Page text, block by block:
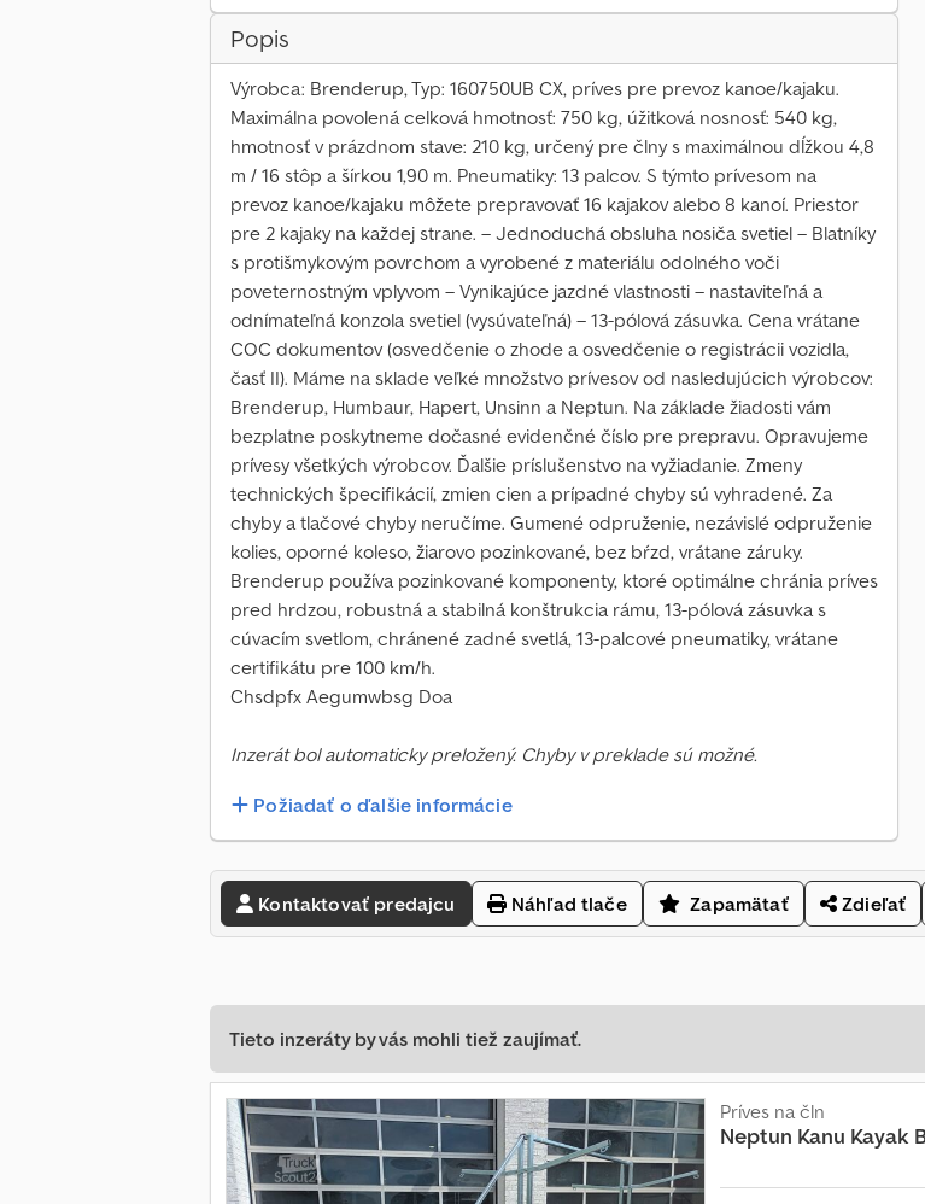
Popis
Výrobca: Brenderup, Typ: 160750UB CX, príves pre prevoz kanoe/kajaku.
Maximálna povolená celková hmotnosť: 750 kg, úžitková nosnosť: 540 kg,
hmotnosť v prázdnom stave: 210 kg, určený pre člny s maximálnou dĺžkou 4,8
m / 16 stôp a šírkou 1,90 m. Pneumatiky: 13 palcov. S týmto prívesom na
prevoz kanoe/kajaku môžete prepravovať 16 kajakov alebo 8 kanoí. Priestor
pre 2 kajaky na každej strane. – Jednoduchá obsluha nosiča svetiel – Blatníky
s protišmykovým povrchom a vyrobené z materiálu odolného voči
poveternostným vplyvom – Vynikajúce jazdné vlastnosti – nastaviteľná a
odnímateľná konzola svetiel (vysúvateľná) – 13-pólová zásuvka. Cena vrátane
COC dokumentov (osvedčenie o zhode a osvedčenie o registrácii vozidla,
časť II). Máme na sklade veľké množstvo prívesov od nasledujúcich výrobcov:
Brenderup, Humbaur, Hapert, Unsinn a Neptun. Na základe žiadosti vám
bezplatne poskytneme dočasné evidenčné číslo pre prepravu. Opravujeme
prívesy všetkých výrobcov. Ďalšie príslušenstvo na vyžiadanie. Zmeny
technických špecifikácií, zmien cien a prípadné chyby sú vyhradené. Za
chyby a tlačové chyby neručíme. Gumené odpruženie, nezávislé odpruženie
kolies, oporné koleso, žiarovo pozinkované, bez bŕzd, vrátane záruky.
Brenderup používa pozinkované komponenty, ktoré optimálne chránia príves
pred hrdzou, robustná a stabilná konštrukcia rámu, 13-pólová zásuvka s
cúvacím svetlom, chránené zadné svetlá, 13-palcové pneumatiky, vrátane
certifikátu pre 100 km/h.
Chsdpfx Aegumwbsg Doa
Inzerát bol automaticky preložený. Chyby v preklade sú možné.
Požiadať o ďalšie informácie
Kontaktovať predajcu Náhľad tlače Zapamätať Zdieľať
Tieto inzeráty by vás mohli tiež zaujímať.
Príves na čln
Neptun Kanu